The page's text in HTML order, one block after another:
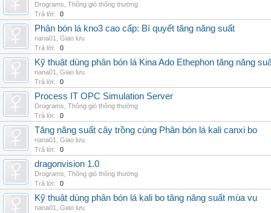
Drograms Thông gió thông thường
Trả lời:
0
Phân bón lá kno3 cao cấp: Bí quyết tăng năng suất
nana01
Giao lưu
Trả lời:
0
Kỹ thuật dùng phân bón lá Kina Ado Ethephon tăng năng
nana01
Giao lưu
Trả lời:
0
Process IT OPC Simulation Server
Drograms Thông gió thông thường
Trả lời:
0
Tăng năng suất cây trồng cùng Phân bón lá kali canxi bo
nana01
Giao lưu
Trả lời:
0
dragonvision 1.0
Drograms Thông gió thông thường
Trả lời:
0
Kỹ thuật dùng phân bón lá kali bo tăng năng suất mùa vụ
nana01
Giao lưu